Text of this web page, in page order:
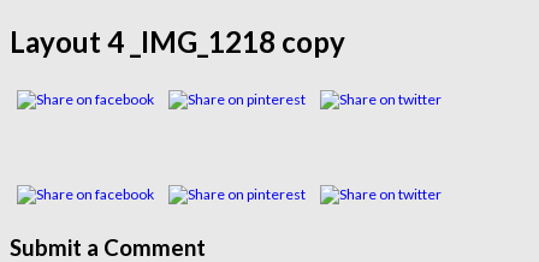
Layout 4 _IMG_1218 copy
Submit a Comment